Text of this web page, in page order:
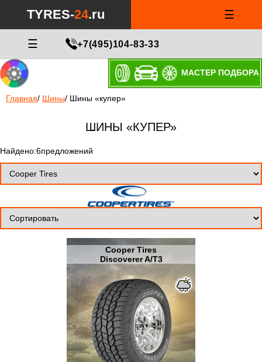
TYRES-24.ru ☰
☰ +7(495)104-83-33
МАСТЕР ПОДБОРА
Главная/ Шины/ Шины «купер»
ШИНЫ «КУПЕР»
Найдено:6предложений
Cooper Tires
Discoverer A/T3